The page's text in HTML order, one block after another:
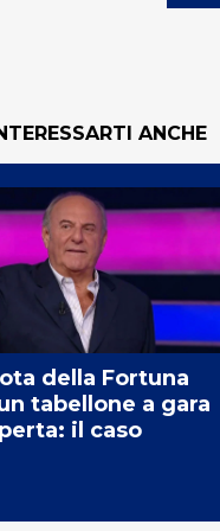
ANCHE
della Fortuna
tabellone a gara
il caso